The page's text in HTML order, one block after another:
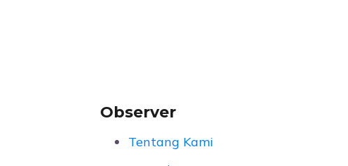
Observer
Tentang Kami